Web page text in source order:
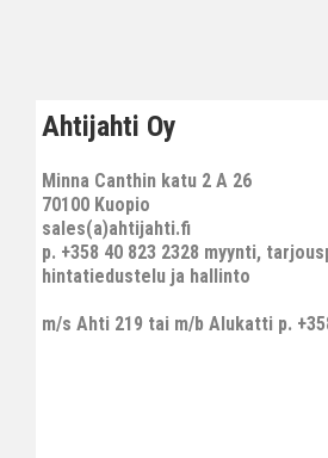
Ahtijahti Oy
Minna Canthin katu 2 A 26
70100 Kuopio
sales(a)ahtijahti.fi
p. +358 40 823 2328 myynti,
hintatiedustelu ja hallinto
m/s Ahti 219 tai m/b Alukatti p.